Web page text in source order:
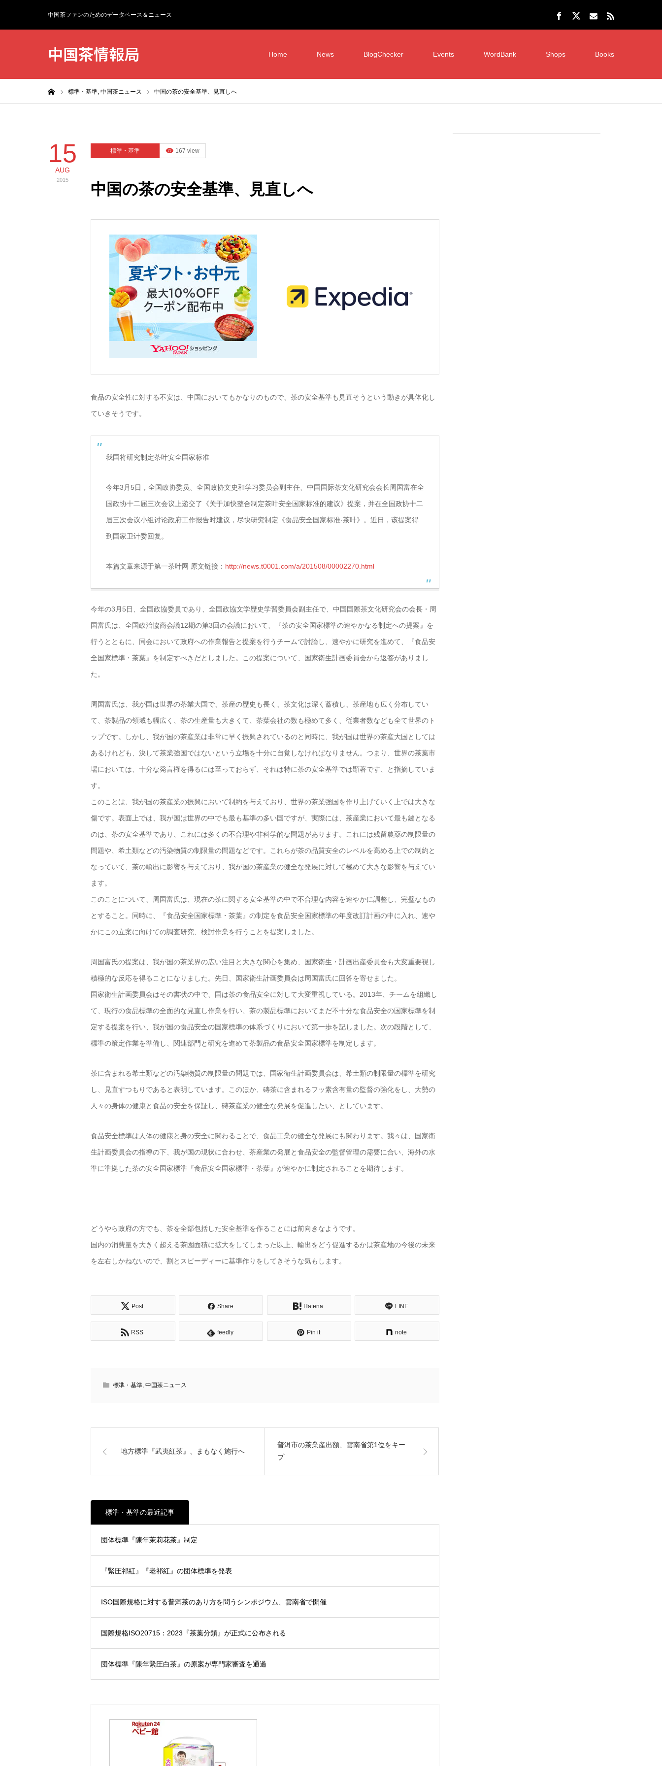
中国茶ファンのためのデータベース＆ニュース
中国茶情報局 Home News BlogChecker Events WordBank Shops Books
標準・基準, 中国茶ニュース 中国の茶の安全基準、見直しへ
15
AUG
2015
標準・基準 167 view
中国の茶の安全基準、見直しへ
食品の安全性に対する不安は、中国においてもかなりのもので、茶の安全基準も見直そうという動きが具体化し
ていきそうです。
我国将研究制定茶叶安全国家标准
今年3月5日，全国政协委员、全国政协文史和学习委员会副主任、中国国际茶文化研究会会长周国富在全
国政协十二届三次会议上递交了《关于加快整合制定茶叶安全国家标准的建议》提案，并在全国政协十二
届三次会议小组讨论政府工作报告时建议，尽快研究制定《食品安全国家标准·茶叶》。近日，该提案得
到国家卫计委回复。
本篇文章来源于第一茶叶网 原文链接： http://news.t0001.com/a/201508/00002270.html
今年の3月5日、全国政協委員であり、全国政協文学歴史学習委員会副主任で、中国国際茶文化研究会の会長・周
国富氏は、全国政治協商会議12期の第3回の会議において、『茶の安全国家標準の速やかなる制定への提案』を
行うとともに、同会において政府への作業報告と提案を行うチームで討論し、速やかに研究を進めて、『食品安
全国家標準・茶葉』を制定すべきだとしました。この提案について、国家衛生計画委員会から返答がありまし
た。
周国富氏は、我が国は世界の茶業大国で、茶産の歴史も長く、茶文化は深く蓄積し、茶産地も広く分布してい
て、茶製品の領域も幅広く、茶の生産量も大きくて、茶葉会社の数も極めて多く、従業者数なども全て世界のト
ップです。しかし、我が国の茶産業は非常に早く振興されているのと同時に、我が国は世界の茶産大国としては
あるけれども、決して茶業強国ではないという立場を十分に自覚しなければなりません。つまり、世界の茶葉市
場においては、十分な発言権を得るには至っておらず、それは特に茶の安全基準では顕著です、と指摘していま
す。
このことは、我が国の茶産業の振興において制約を与えており、世界の茶業強国を作り上げていく上では大きな
傷です。表面上では、我が国は世界の中でも最も基準の多い国ですが、実際には、茶産業において最も鍵となる
のは、茶の安全基準であり、これには多くの不合理や非科学的な問題があります。これには残留農薬の制限量の
問題や、希土類などの汚染物質の制限量の問題などです。これらが茶の品質安全のレベルを高める上での制約と
なっていて、茶の輸出に影響を与えており、我が国の茶産業の健全な発展に対して極めて大きな影響を与えてい
ます。
このことについて、周国富氏は、現在の茶に関する安全基準の中で不合理な内容を速やかに調整し、完璧なもの
とすること。同時に、『食品安全国家標準・茶葉』の制定を食品安全国家標準の年度改訂計画の中に入れ、速や
かにこの立案に向けての調査研究、検討作業を行うことを提案しました。
周国富氏の提案は、我が国の茶業界の広い注目と大きな関心を集め、国家衛生・計画出産委員会も大変重要視し
積極的な反応を得ることになりました。先日、国家衛生計画委員会は周国富氏に回答を寄せました。
国家衛生計画委員会はその書状の中で、国は茶の食品安全に対して大変重視している。2013年、チームを組織し
て、現行の食品標準の全面的な見直し作業を行い、茶の製品標準においてまだ不十分な食品安全の国家標準を制
定する提案を行い、我が国の食品安全の国家標準の体系づくりにおいて第一歩を記しました。次の段階として、
標準の策定作業を準備し、関連部門と研究を進めて茶製品の食品安全国家標準を制定します。
茶に含まれる希土類などの汚染物質の制限量の問題では、国家衛生計画委員会は、希土類の制限量の標準を研究
し、見直すつもりであると表明しています。このほか、磚茶に含まれるフッ素含有量の監督の強化をし、大勢の
人々の身体の健康と食品の安全を保証し、磚茶産業の健全な発展を促進したい、としています。
食品安全標準は人体の健康と身の安全に関わることで、食品工業の健全な発展にも関わります。我々は、国家衛
生計画委員会の指導の下、我が国の現状に合わせ、茶産業の発展と食品安全の監督管理の需要に合い、海外の水
準に準拠した茶の安全国家標準『食品安全国家標準・茶葉』が速やかに制定されることを期待します。
どうやら政府の方でも、茶を全部包括した安全基準を作ることには前向きなようです。
国内の消費量を大きく超える茶園面積に拡大をしてしまった以上、輸出をどう促進するかは茶産地の今後の未来
を左右しかねないので、割とスピーディーに基準作りをしてきそうな気もします。
Post Share Hatena LINE
RSS feedly Pin it note
標準・基準 中国茶ニュース
地方標準『武夷紅茶』、まもなく施行へ
普洱市の茶業産出額、雲南省第1位をキー
プ
標準・基準の最近記事
団体標準『陳年茉莉花茶』制定
『緊圧祁紅』『老祁紅』の団体標準を発表
ISO国際規格に対する普洱茶のあり方を問うシンポジウム、雲南省で開催
国際規格ISO20715：2023『茶葉分類』が正式に公布される
団体標準『陳年緊圧白茶』の原案が専門家審査を通過